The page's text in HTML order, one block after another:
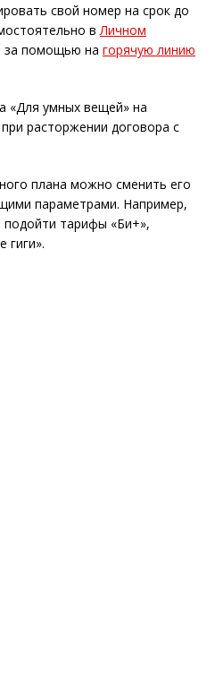
свой номер на срок до
вЛичном
за помощью на горячую линию
«Для умных вещей» на
расторжении договора с
плана можно сменить его
параметрами. Например,
подойти тарифы «Би+»,
гиги».